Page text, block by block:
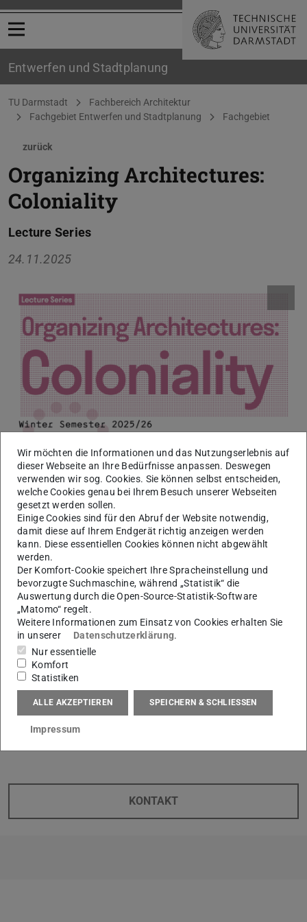
Menü öffnen
Entwerfen und Stadtplanung
Sie befinden sich hier:
TU Darmstadt
Fachbereich Architektur
Fachgebiet Entwerfen und Stadtplanung
Fachgebiet
zurück
Organizing Architectures:
Coloniality
Lecture Series
24.11.2025
The DFG Research Training Group lecture series will focus
on Coloniality this Winter Semester 2025/26
The lectures will be in English.
Organizing Architectures
KONTAKT
Wir möchten die Informationen und das Nutzungserlebnis auf
dieser Webseite an Ihre Bedürfnisse anpassen. Deswegen
verwenden wir sog. Cookies. Sie können selbst entscheiden,
welche Cookies genau bei Ihrem Besuch unserer Webseiten
gesetzt werden sollen.
Einige Cookies sind für den Abruf der Website notwendig,
damit diese auf Ihrem Endgerät richtig anzeigen werden
kann. Diese essentiellen Cookies können nicht abgewählt
werden.
Der Komfort-Cookie speichert Ihre Spracheinstellung und
bevorzugte Suchmaschine, während „Statistik“ die
Auswertung durch die Open-Source-Statistik-Software
„Matomo“ regelt.
Weitere Informationen zum Einsatz von Cookies erhalten Sie
in unserer
Datenschutzerklärung.
Nur essentielle
Komfort
Statistiken
ALLE AKZEPTIEREN SPEICHERN & SCHLIESSEN
Impressum